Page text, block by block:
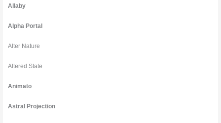
Allaby
Alpha Portal
Alter Nature
Altered State
Animato
Astral Projection